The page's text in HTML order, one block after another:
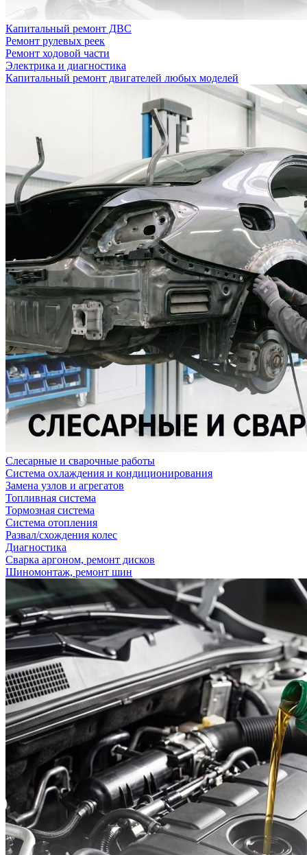
Капитальный ремонт ДВС
Ремонт рулевых реек
Ремонт ходовой части
Электрика и диагностика
Капитальный ремонт двигателей любых моделей
Слесарные и сварочные работы
Система охлаждения и кондиционирования
Замена узлов и агрегатов
Топливная система
Тормозная система
Система отопления
Развал/схождения колес
Диагностика
Сварка аргоном, ремонт дисков
Шиномонтаж, ремонт шин